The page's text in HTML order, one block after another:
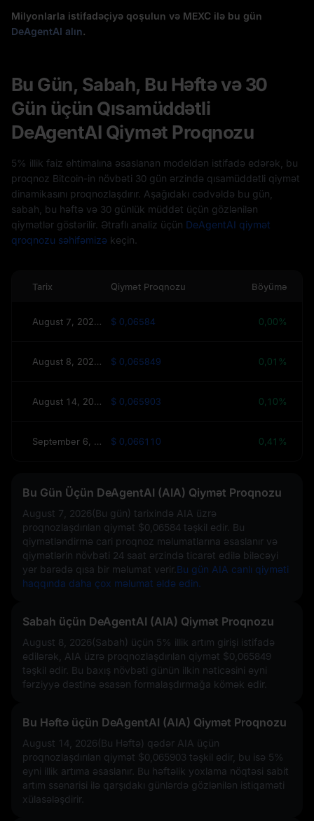
Milyonlarla istifadəçiyə qoşulun və MEXC ilə bu gün
DeAgentAI alın.
Bu Gün, Sabah, Bu Həftə və 30
Gün üçün Qısamüddətli
DeAgentAI Qiymət Proqnozu
5% illik faiz ehtimalına əsaslanan modeldən istifadə edərək, bu
proqnoz Bitcoin-in növbəti 30 gün ərzində qısamüddətli qiymət
dinamikasını proqnozlaşdırır. Aşağıdakı cədvəldə bu gün,
sabah, bu həftə və 30 günlük müddət üçün gözlənilən
qiymətlər göstərilir. Ətraflı analiz üçün DeAgentAI qiymət
qroqnozu səhifəmizə keçin.
Tarix Qiymət Proqnozu Böyümə
August 7, 2026(Bu gün) $ 0,06584 0,00%
August 8, 2026(Sabah) $ 0,065849 0,01%
August 14, 2026(Bu Həftə) $ 0,065903 0,10%
September 6, 2026(30 Gün) $ 0,066110 0,41%
Bu Gün Üçün DeAgentAI (AIA) Qiymət Proqnozu
August 7, 2026(Bu gün) tarixində AIA üzrə
proqnozlaşdırılan qiymət $0,06584 təşkil edir. Bu
qiymətləndirmə cari proqnoz məlumatlarına əsaslanır və
qiymətlərin növbəti 24 saat ərzində ticarət edilə biləcəyi
yer barədə qısa bir məlumat verir. Bu gün AIA canlı qiyməti
haqqında daha çox məlumat əldə edin.
Sabah üçün DeAgentAI (AIA) Qiymət Proqnozu
August 8, 2026(Sabah) üçün 5% illik artım girişi istifadə
edilərək, AIA üzrə proqnozlaşdırılan qiymət $0,065849
təşkil edir. Bu baxış növbəti günün ilkin nəticəsini eyni
fərziyyə dəstinə əsasən formalaşdırmağa kömək edir.
Bu Həftə üçün DeAgentAI (AIA) Qiymət Proqnozu
August 14, 2026(Bu Həftə) qədər AIA üçün
proqnozlaşdırılan qiymət $0,065903 təşkil edir, bu isə 5%
eyni illik artıma əsaslanır. Bu həftəlik yoxlama nöqtəsi sabit
artım ssenarisi ilə qarşıdakı günlərdə gözlənilən istiqaməti
xülasələşdirir.